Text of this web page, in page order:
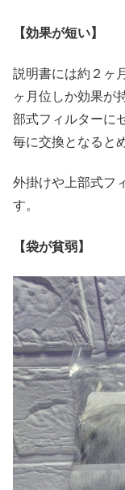
【効果が短い】
説明書には約２ヶ
ヶ月位しか効果が
部式フィルターに
毎に交換となると
外掛けや上部式フ
す。
【袋が貧弱】